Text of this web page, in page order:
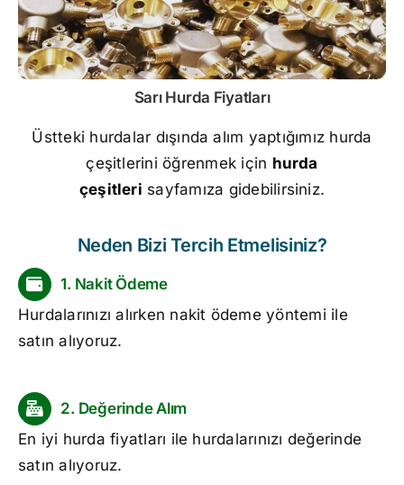
Sarı Hurda Fiyatları
Üstteki hurdalar dışında alım yaptığımız hurda
çeşitlerini öğrenmek için hurda
çeşitleri sayfamıza gidebilirsiniz.
Neden Bizi Tercih Etmelisiniz?
1. Nakit Ödeme
Hurdalarınızı alırken nakit ödeme yöntemi ile
satın alıyoruz.
2. Değerinde Alım
En iyi hurda fiyatları ile hurdalarınızı değerinde
satın alıyoruz.